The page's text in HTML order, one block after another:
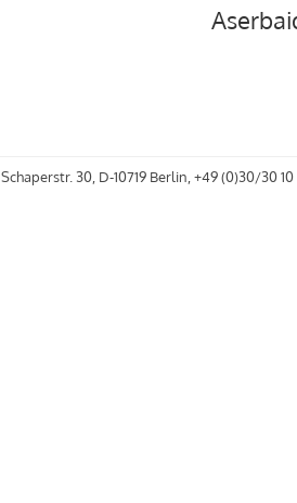
, Schaperstr. 30, D-10719 Berlin, +49 (0)30/30